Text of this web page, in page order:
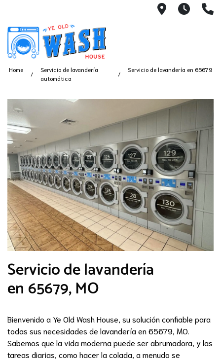
1753 S
7
Home
Servicio de lavandería
automática
Servicio de lavandería en 65679
Servicio de lavandería
en 65679, MO
Bienvenido a Ye Old Wash House, su solución confiable para
todas sus necesidades de lavandería en 65679, MO.
Sabemos que la vida moderna puede ser abrumadora, y las
tareas diarias, como hacer la colada, a menudo se